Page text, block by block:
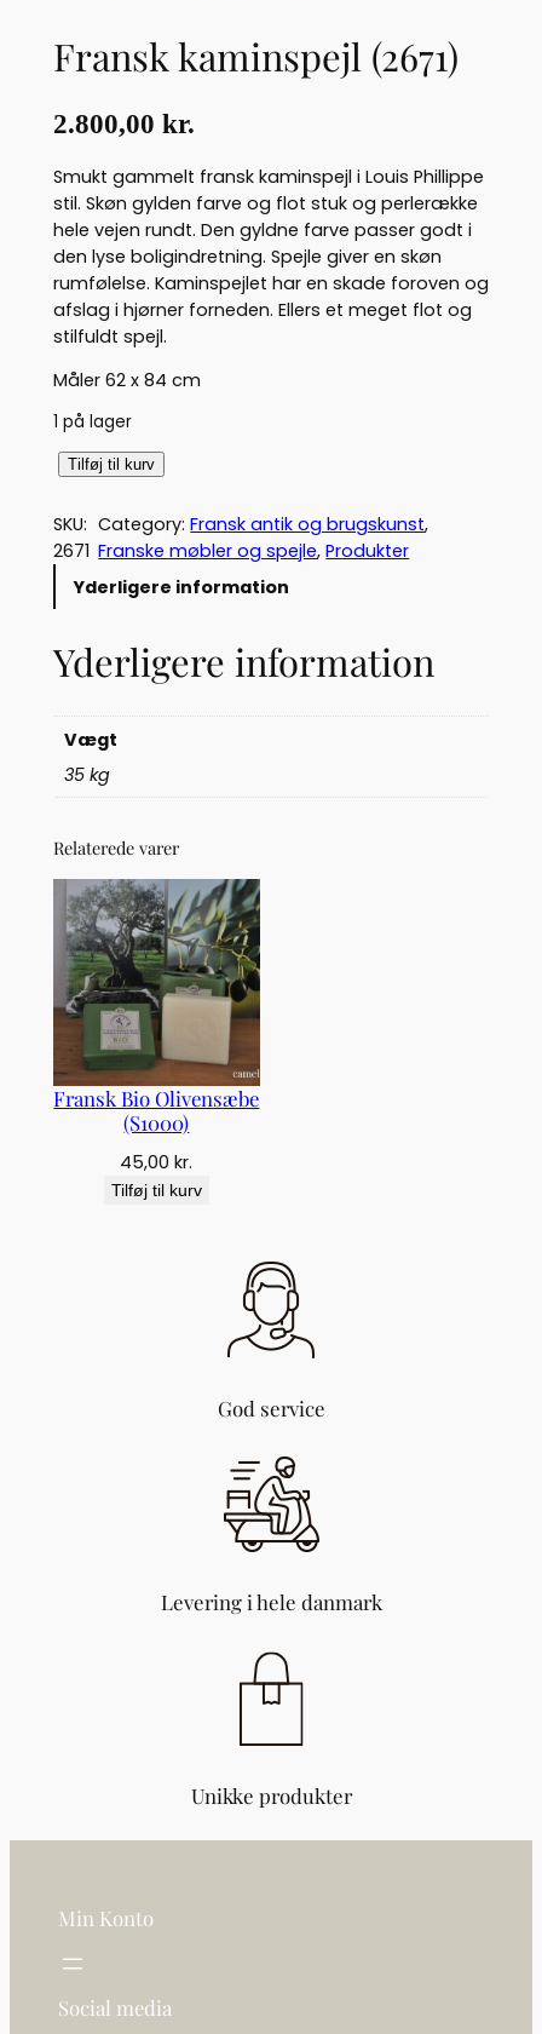
Fransk kaminspejl (2671)
2.800,00 kr.
Smukt gammelt fransk kaminspejl i Louis Phillippe
stil. Skøn gylden farve og flot stuk og perlerække
hele vejen rundt. Den gyldne farve passer godt i
den lyse boligindretning. Spejle giver en skøn
rumfølelse. Kaminspejlet har en skade foroven og
afslag i hjørner forneden. Ellers et meget flot og
stilfuldt spejl.
Måler 62 x 84 cm
1 på lager
F
a
n
s
a
m
j
l
n
t
Tilføj til kurv
SKU:
2671
Category:Fransk antik og brugskunst
Franske møbler og spejle, Produkter
Yderligere information
Yderligere information
Vægt
35 kg
Relaterede varer
Fransk Bio Olivensæbe
(S1000)
45,00kr.
Tilføj til kurv
God service
Levering i hele danmark
Unikke produkter
Min Konto
Social media